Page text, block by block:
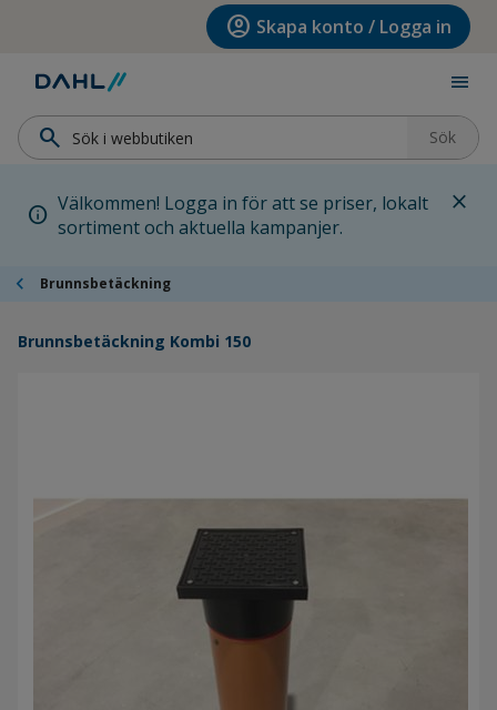
Hoppa till huvudinnehållet account_circle Skapa konto / Logga in
menu
search Sök
info Välkommen! Logga in för att se priser, lokalt
sortiment och aktuella kampanjer.
close
chevron_left Brunnsbetäckning
Brunnsbetäckning Kombi 150